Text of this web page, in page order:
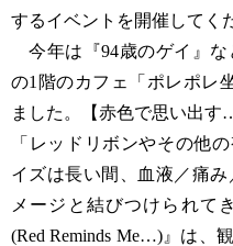
するイベントを開催してく
今年は『94歳のゲイ』な
の1階のカフェ「ポレポレ
ました。【赤色で思い出す
「レッドリボンやその他
イズは長い間、血液／痛
メージと結びつけられて
(Red Reminds Me…)』は、